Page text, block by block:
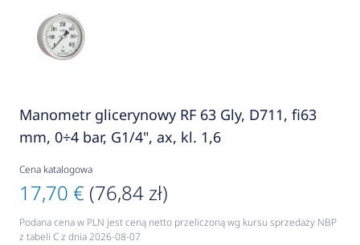
Manometr glicerynowy RF 63 Gly, D711, fi63
mm, 0÷4 bar, G1/4", ax, kl. 1,6
Cena katalogowa
17,70 € (76,84 zł)
Podana cena w PLN jest ceną netto przeliczoną wg kursu sprzedaży NBP
z tabeli C z dnia 2026-08-07